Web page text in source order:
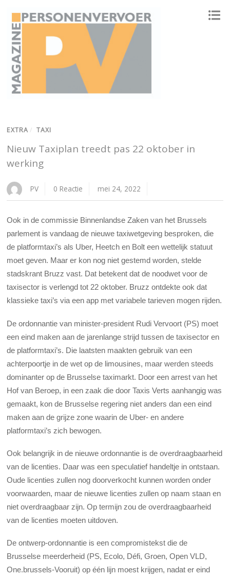
EXTRA / TAXI
Nieuw Taxiplan treedt pas 22 oktober in
werking
PV 0 Reactie mei 24, 2022
Ook in de commissie Binnenlandse Zaken van het Brussels
parlement is vandaag de nieuwe taxiwetgeving besproken, die
de platformtaxi’s als Uber, Heetch en Bolt een wettelijk statuut
moet geven. Maar er kon nog niet gestemd worden, stelde
stadskrant Bruzz vast. Dat betekent dat de noodwet voor de
taxisector is verlengd tot 22 oktober. Bruzz ontdekte ook dat
klassieke taxi’s via een app met variabele tarieven mogen rijden.
De ordonnantie van minister-president Rudi Vervoort (PS) moet
een eind maken aan de jarenlange strijd tussen de taxisector en
de platformtaxi’s. Die laatsten maakten gebruik van een
achterpoortje in de wet op de limousines, maar werden steeds
dominanter op de Brusselse taximarkt. Door een arrest van het
Hof van Beroep, in een zaak die door Taxis Verts aanhangig was
gemaakt, kon de Brusselse regering niet anders dan een eind
maken aan de grijze zone waarin de Uber- en andere
platformtaxi’s zich bewogen.
Ook belangrijk in de nieuwe ordonnantie is de overdraagbaarheid
van de licenties. Daar was een speculatief handeltje in ontstaan.
Oude licenties zullen nog doorverkocht kunnen worden onder
voorwaarden, maar de nieuwe licenties zullen op naam staan en
niet overdraagbaar zijn. Op termijn zou de overdraagbaarheid
van de licenties moeten uitdoven.
De ontwerp-ordonnantie is een compromistekst die de
Brusselse meerderheid (PS, Ecolo, Défi, Groen, Open VLD,
One.brussels-Vooruit) op één lijn moest krijgen, nadat er eind